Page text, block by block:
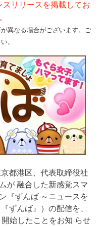
スリリースを掲載してお
異なる場合がございます。ご
。
都港区、代表取締役社
が 融合した新感覚スマ
『ずんば ～ニュースを
ずんば』）の配信を、
始したことをお知 らせ